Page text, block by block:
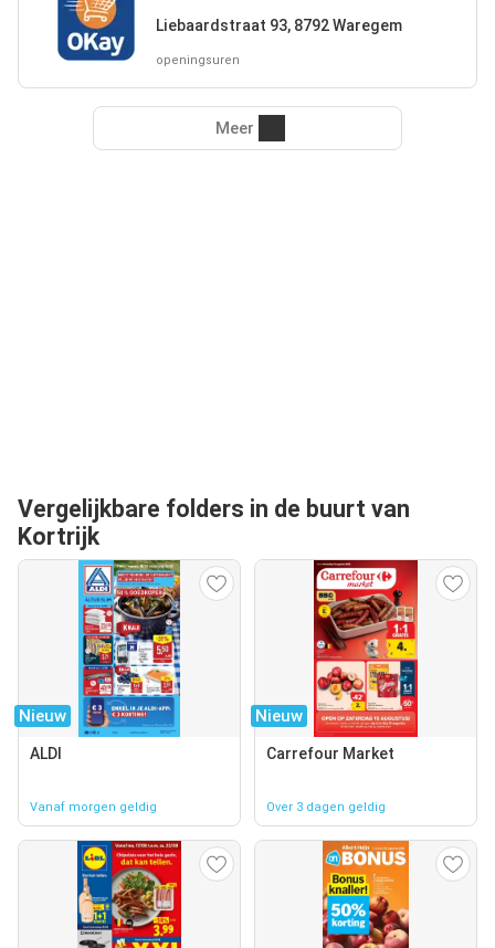
Liebaardstraat 93, 8792 Waregem
openingsuren
Meer
Vergelijkbare folders in de buurt van
Kortrijk
Nieuw
ALDI
Vanaf morgen geldig
Nieuw
Carrefour Market
Over 3 dagen geldig